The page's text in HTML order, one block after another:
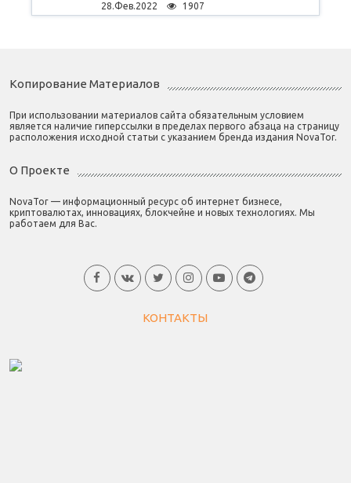
28.Фев.2022 1907
Копирование Материалов
При использовании материалов сайта обязательным условием
является наличие гиперссылки в пределах первого абзаца на страницу
расположения исходной статьи с указанием бренда издания NovaTor.
О Проекте
NovaTor — информационный ресурс об интернет бизнесе,
криптовалютах, инновациях, блокчейне и новых технологиях. Мы
работаем для Вас.
КОНТАКТЫ